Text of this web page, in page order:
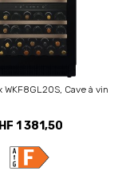
Cave à vin
1 381,50